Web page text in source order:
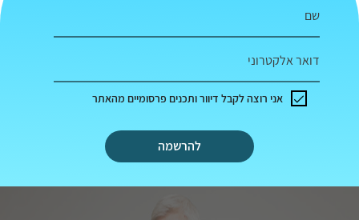
שם
דואר אלקטרוני
להרשמה
אני רוצה לקבל דיוור ותכנים פרסומיים מהאתר